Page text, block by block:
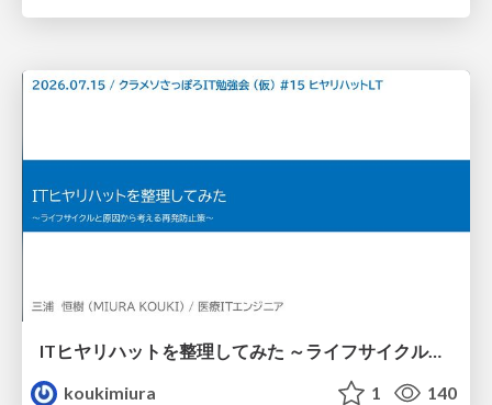
ITヒヤリハットを整理してみた ～ライフサイクルと原因から考える再発防止策～
koukimiura
1 140